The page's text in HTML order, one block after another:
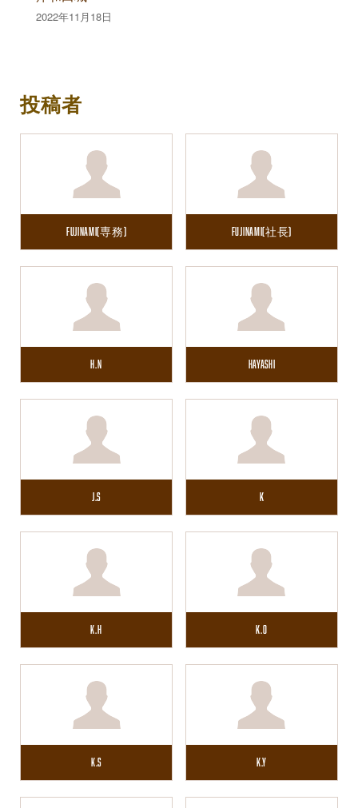
2022年11月18日
投稿者
Fujinami(専務) Fujinami(社長)
H.N Hayashi
J.S K
K.H K.O
K.S K.Y